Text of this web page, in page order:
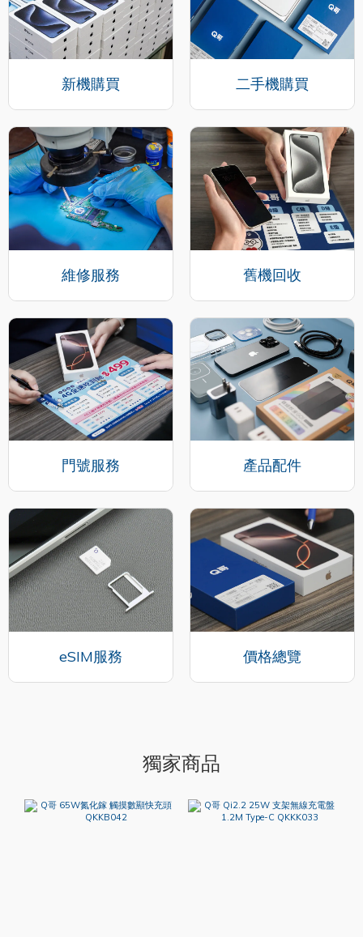
新機購買 二手機購買
維修服務 舊機回收
門號服務 產品配件
eSIM服務 價格總覽
獨家商品